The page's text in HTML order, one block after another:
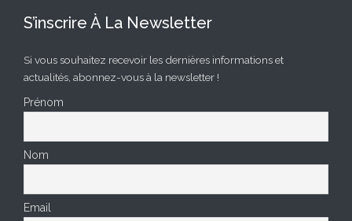
S’inscrire À La Newsletter
Si vous souhaitez recevoir les dernières informations et
actualités, abonnez-vous à la newsletter !
Prénom
Nom
Email